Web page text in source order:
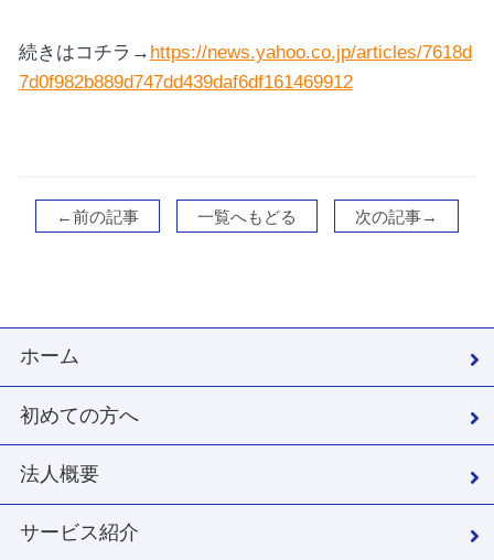
続きはコチラ→ https://news.yahoo.co.jp/articles/7618d
7d0f982b889d747dd439daf6df161469912
←前の記事 一覧へもどる 次の記事→
ホーム
初めての方へ
法人概要
サービス紹介